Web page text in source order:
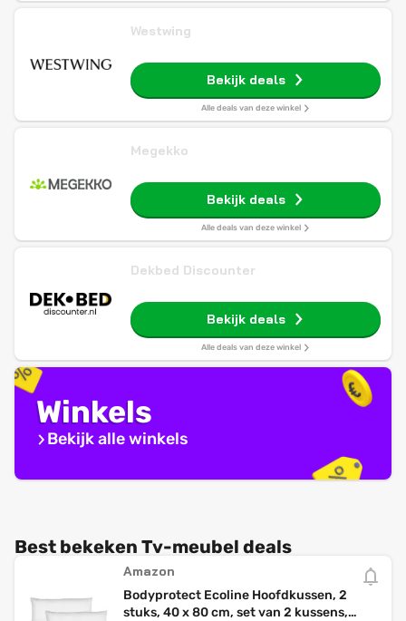
Westwing
Bekijk deals
Alle deals van deze winkel
Megekko
Bekijk deals
Alle deals van deze winkel
Dekbed Discounter
Bekijk deals
Alle deals van deze winkel
Winkels
Bekijk alle winkels
Best bekeken Tv-meubel deals
Amazon
Bodyprotect Ecoline Hoofdkussen, 2
stuks, 40 x 80 cm, set van 2 kussens,